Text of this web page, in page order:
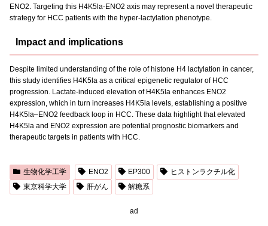
ENO2. Targeting this H4K5la-ENO2 axis may represent a novel therapeutic
strategy for HCC patients with the hyper-lactylation phenotype.
Impact and implications
Despite limited understanding of the role of histone H4 lactylation in cancer,
this study identifies H4K5la as a critical epigenetic regulator of HCC
progression. Lactate-induced elevation of H4K5la enhances ENO2
expression, which in turn increases H4K5la levels, establishing a positive
H4K5la–ENO2 feedback loop in HCC. These data highlight that elevated
H4K5la and ENO2 expression are potential prognostic biomarkers and
therapeutic targets in patients with HCC.
生物化学工学 ENO2 EP300
ヒストンラクチル化
東京科学大学
肝がん 解糖系
ad